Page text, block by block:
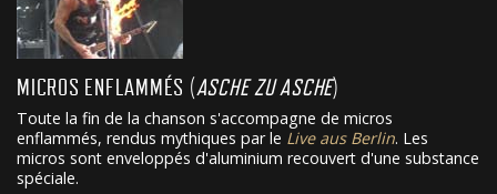
MICROS ENFLAMMÉS (ASCHE ZU ASCHE)
Toute la fin de la chanson s'accompagne de micros
enflammés, rendus mythiques par le Live aus Berlin. Les
micros sont enveloppés d'aluminium recouvert d'une substance
spéciale.